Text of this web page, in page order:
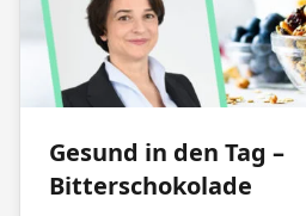
Gesund in den Tag –
Bitterschokolade